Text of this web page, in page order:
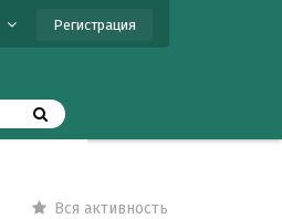
Регистрация
Вся активность